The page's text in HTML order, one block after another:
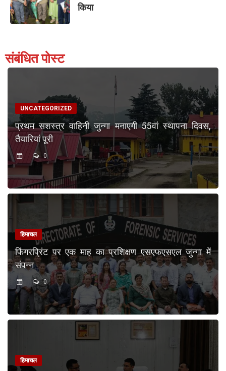
किया
संबंधित पोस्ट
UNCATEGORIZED
प्रथम सशस्त्र वाहिनी जुन्गा मनाएगी 55वां स्थापना दिवस,
तैयारियां पूरी
0
हिमाचल
फिंगरप्रिंट पर एक माह का प्रशिक्षण एसएफएसएल जुन्गा में
संपन्न
0
हिमाचल